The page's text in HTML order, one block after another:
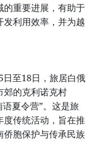
的重要进展，有助于
利用效率，并为越
日至18日，旅居白俄
郊的克利诺克村
夏令营”。这是旅
度传统活动，旨在推
侨胞保护与传承民族